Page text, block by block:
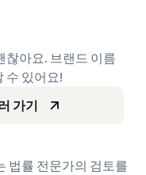
찮아요. 브랜드 이름
수 있어요!
가기
법률 전문가의 검토를